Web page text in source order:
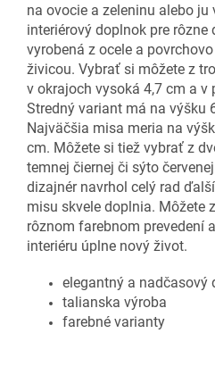
na ovocie a zeleninu alebo
interiérový doplnok pre rôzne
vyrobená z ocele a
živicou. Vybrať si môžete z
v okrajoch vysoká 4,7 cm a v
Stredný variant má na výšku
Najväčšia misa meria na
cm. Môžete si tiež vybrať z
temnej čiernej či sýto
dizajnér navrhol celý rad
misu skvele doplnia. Môžete
rôznom farebnom prevedení
interiéru úplne nový život.
elegantný a nadčasový
talianska výroba
farebné varianty